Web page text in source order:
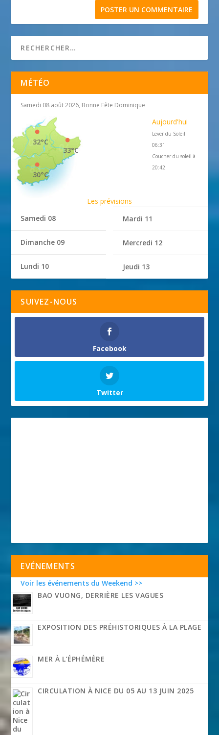
MÉTÉO
Samedi 08 août 2026, Bonne Fête Dominique
33°C
32°C
30°C
Aujourd'hui
Lever du Soleil
06:31
Coucher du soleil à
20:42
Les prévisions
Samedi 08
Dimanche 09
Lundi 10
Mardi 11
Mercredi 12
Jeudi 13
SUIVEZ-NOUS
Facebook
Twitter
EVÉNEMENTS
Voir les événements du Weekend >>
BAO VUONG, DERRIÈRE LES VAGUES
EXPOSITION DES PRÉHISTORIQUES À LA PLAGE
MER À L’ÉPHÉMÈRE
CIRCULATION À NICE DU 05 AU 13 JUIN 2025